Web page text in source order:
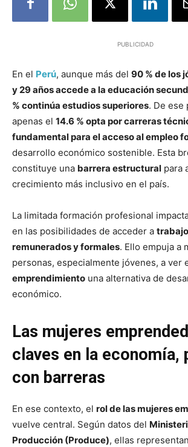
PUBLICIDAD
En el Perú, aunque más del 90 % de los
y 29 años accede a la educación
% continúa estudios superiores. De ese
apenas el 14.6 % opta por carreras
fundamental para el acceso al empleo
desarrollo económico sostenible. Esta
constituye una barrera estructural para
crecimiento más inclusivo en el país.
La limitada formación profesional
en las posibilidades de acceder a
remunerados y formales. Ello empuja a
personas, especialmente jóvenes, a ver
emprendimiento una alternativa de
económico.
Las mujeres
claves en la economía,
con barreras
En ese contexto, el rol de las mujeres
vuelve central. Según datos del
Producción (Produce), ellas